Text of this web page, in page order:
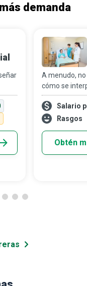
demanda
A menudo,
cómo se
son Salario
Rasgos
Obtén